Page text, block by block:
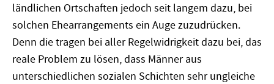
ländlichen Ortschaften jedoch seit langem dazu, bei
solchen Ehearrangements ein Auge zuzudrücken.
Denn die tragen bei aller Regelwidrigkeit dazu bei, das
reale Problem zu lösen, dass Männer aus
unterschiedlichen sozialen Schichten sehr ungleiche